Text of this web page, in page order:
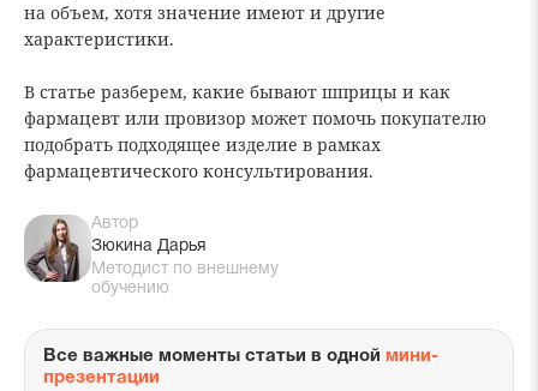
на объем, хотя значение имеют и другие
характеристики.
В статье разберем, какие бывают шприцы и как
фармацевт или провизор может помочь покупателю
подобрать подходящее изделие в рамках
фармацевтического консультирования.
Автор
Зюкина Дарья
Методист по внешнему
обучению
Все важные моменты статьи в одной мини-
презентации